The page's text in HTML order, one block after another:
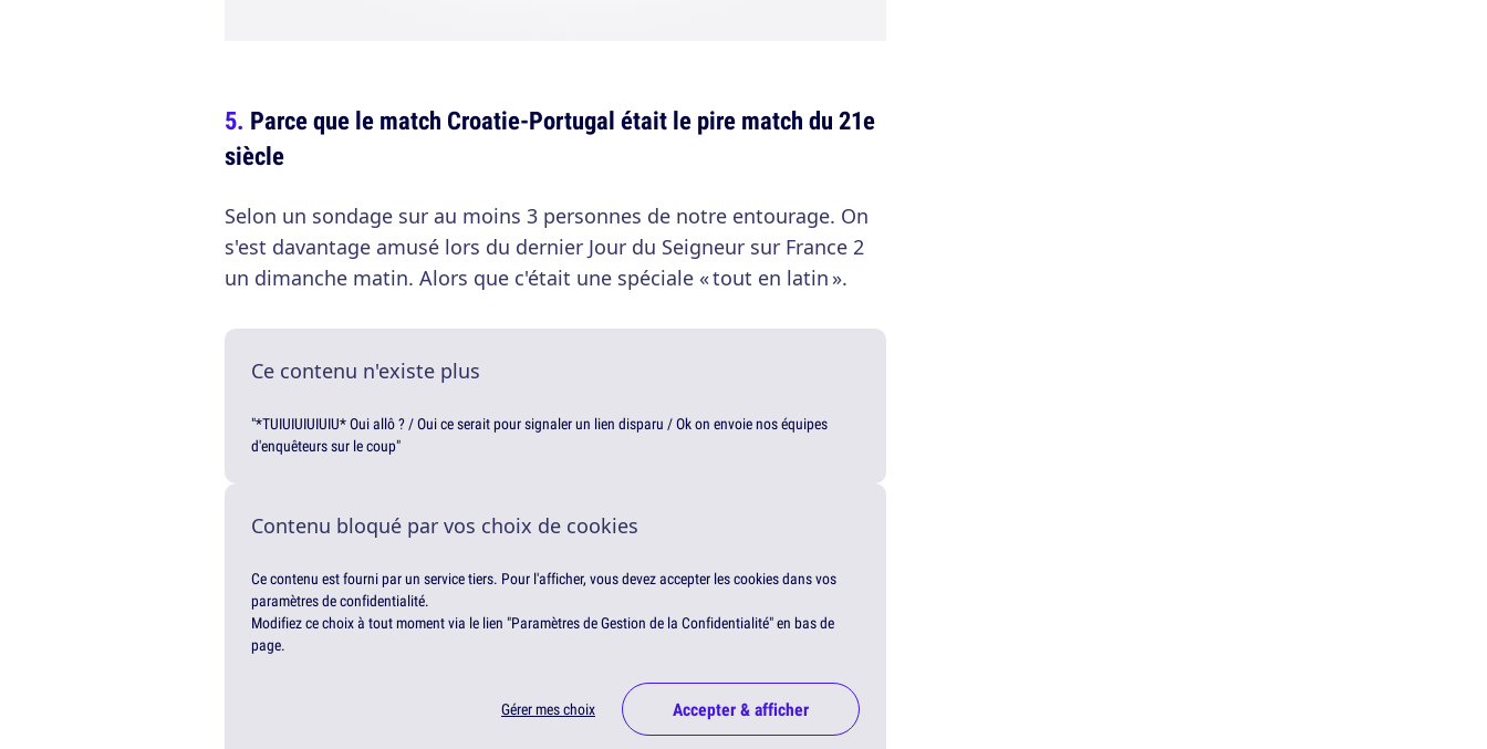
Parce que le match Croatie-Portugal était le pire match du 21e
siècle
Selon un sondage sur au moins 3 personnes de notre entourage. On
s'est davantage amusé lors du dernier Jour du Seigneur sur France 2
un dimanche matin. Alors que c'était une spéciale « tout en latin ».
Ce contenu n'existe plus
"*TUIUIUIUIUIU* Oui allô ? / Oui ce serait pour signaler un lien disparu / Ok on envoie nos équipes
d'enquêteurs sur le coup"
Contenu bloqué par vos choix de cookies
Ce contenu est fourni par un service tiers. Pour l'afficher, vous devez accepter les cookies dans vos
paramètres de confidentialité.
Modifiez ce choix à tout moment via le lien "Paramètres de Gestion de la Confidentialité" en bas de
page.
Gérer mes choix Accepter & afficher